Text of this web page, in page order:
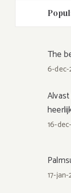
The
6-
16-
17-